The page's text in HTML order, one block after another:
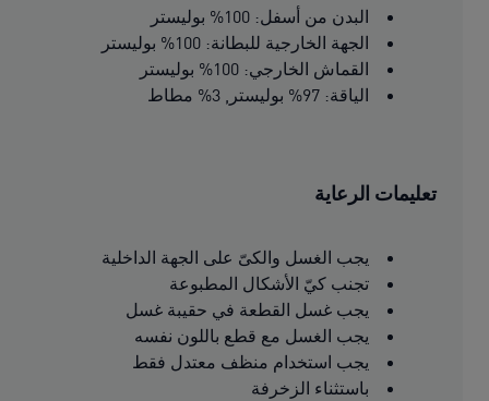
البدن من أسفل: 100% بوليستر
الجهة الخارجية للبطانة: 100% بوليستر
القماش الخارجي: 100% بوليستر
الياقة: 97% بوليستر, 3% مطاط
تعليمات الرعاية
يجب الغسل والكىّ على الجهة الداخلية
تجنب كيّ الأشكال المطبوعة
يجب غسل القطعة في حقيبة غسل
يجب الغسل مع قطع باللون نفسه
يجب استخدام منظف معتدل فقط
باستثناء الزخرفة